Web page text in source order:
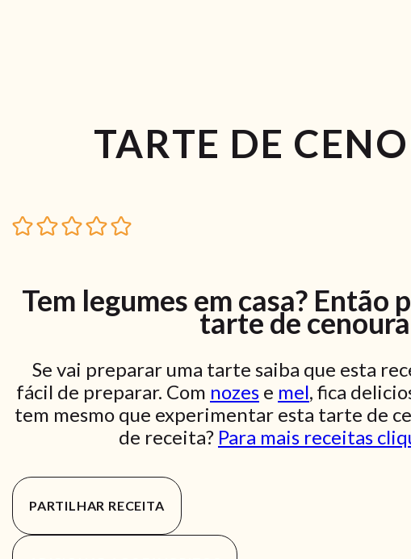
TARTE DE
Tem legumes em casa? Então
tarte de
Se vai preparar uma tarte saiba que esta
fácil de preparar. Com nozes e mel, fica
tem mesmo que experimentar esta tarte de
de receita? Para mais receitas
PARTILHAR RECEITA